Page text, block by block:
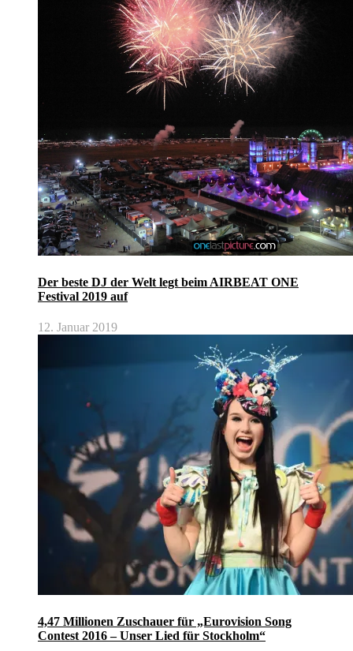
Der beste DJ der Welt legt beim AIRBEAT ONE
Festival 2019 auf
12. Januar 2019
4,47 Millionen Zuschauer für „Eurovision Song
Contest 2016 – Unser Lied für Stockholm“